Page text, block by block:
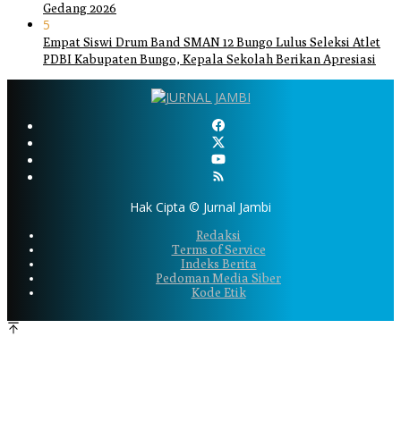
Gedang 2026
5
Empat Siswi Drum Band SMAN 12 Bungo Lulus Seleksi Atlet
PDBI Kabupaten Bungo, Kepala Sekolah Berikan Apresiasi
Hak Cipta © Jurnal Jambi
Redaksi
Terms of Service
Indeks Berita
Pedoman Media Siber
Kode Etik